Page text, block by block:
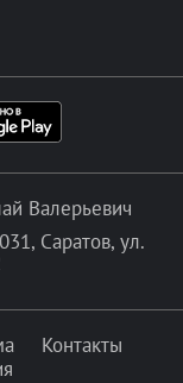
Валерьевич
Саратов, ул.
Контакты